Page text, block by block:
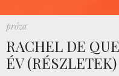
próza
RACHEL DE
ÉV (RÉSZLETEK)